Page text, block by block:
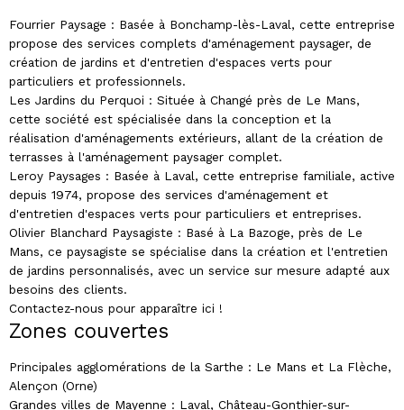
Fourrier Paysage : Basée à Bonchamp-lès-Laval, cette entreprise
propose des services complets d'aménagement paysager, de
création de jardins et d'entretien d'espaces verts pour
particuliers et professionnels.
Les Jardins du Perquoi : Située à Changé près de Le Mans,
cette société est spécialisée dans la conception et la
réalisation d'aménagements extérieurs, allant de la création de
terrasses à l'aménagement paysager complet.
Leroy Paysages : Basée à Laval, cette entreprise familiale, active
depuis 1974, propose des services d'aménagement et
d'entretien d'espaces verts pour particuliers et entreprises.
Olivier Blanchard Paysagiste : Basé à La Bazoge, près de Le
Mans, ce paysagiste se spécialise dans la création et l'entretien
de jardins personnalisés, avec un service sur mesure adapté aux
besoins des clients.
Contactez-nous pour apparaître ici !
Zones couvertes
Principales agglomérations de la Sarthe : Le Mans et La Flèche,
Alençon (Orne)
Grandes villes de Mayenne : Laval, Château-Gonthier-sur-